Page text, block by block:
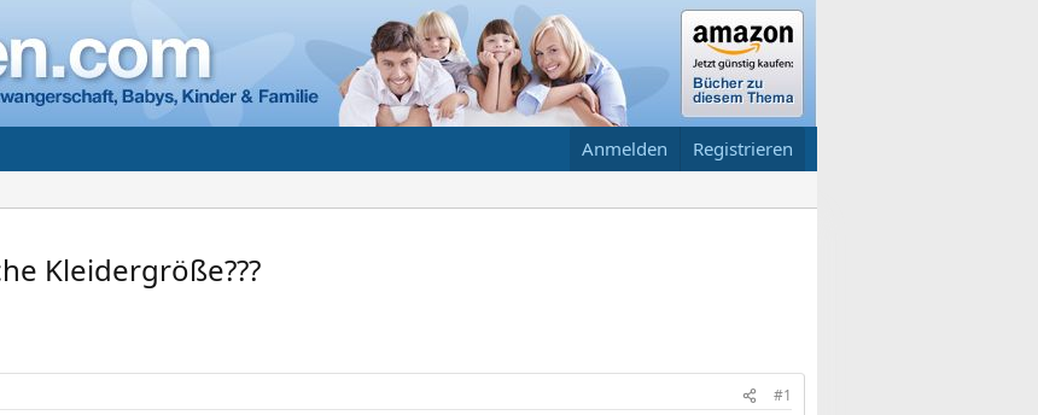
Anmelden Registrieren
Kleidergröße???
#1